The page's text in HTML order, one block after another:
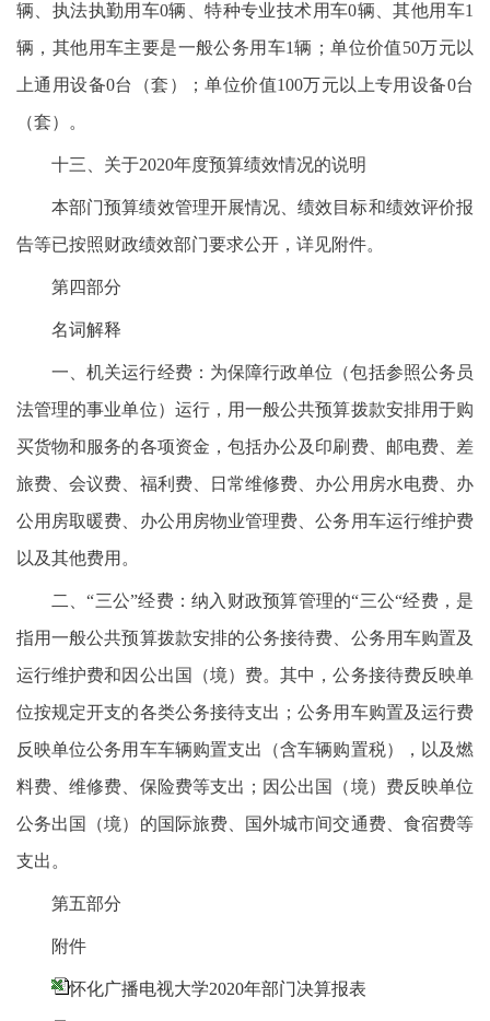
辆、执法执勤用车0辆、特种专业技术用车0辆、其他用车1
辆，其他用车主要是一般公务用车1辆；单位价值50万元以
上通用设备0台（套）；单位价值100万元以上专用设备0台
（套）。
十三、关于2020年度预算绩效情况的说明
本部门预算绩效管理开展情况、绩效目标和绩效评价报
告等已按照财政绩效部门要求公开，详见附件。
第四部分
名词解释
一、机关运行经费：为保障行政单位（包括参照公务员
法管理的事业单位）运行，用一般公共预算拨款安排用于购
买货物和服务的各项资金，包括办公及印刷费、邮电费、差
旅费、会议费、福利费、日常维修费、办公用房水电费、办
公用房取暖费、办公用房物业管理费、公务用车运行维护费
以及其他费用。
二、“三公”经费：纳入财政预算管理的“三公“经费，是
指用一般公共预算拨款安排的公务接待费、公务用车购置及
运行维护费和因公出国（境）费。其中，公务接待费反映单
位按规定开支的各类公务接待支出；公务用车购置及运行费
反映单位公务用车车辆购置支出（含车辆购置税），以及燃
料费、维修费、保险费等支出；因公出国（境）费反映单位
公务出国（境）的国际旅费、国外城市间交通费、食宿费等
支出。
第五部分
附件
怀化广播电视大学2020年部门决算报表